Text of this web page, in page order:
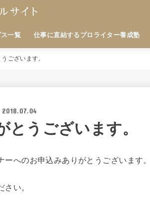
一覧 仕事に直結するプロライター養成塾
ございます。
2018.07.04
とうございます。
へのお申込みありがとうございます。
い。